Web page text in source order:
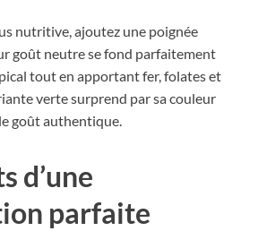
nutritive, ajoutez une poignée
goût neutre se fond parfaitement
tout en apportant fer, folates et
verte surprend par sa couleur
goût authentique.
d’une
parfaite